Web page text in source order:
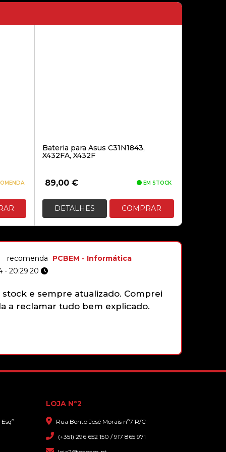
16GB DDR4 3600 MEMORIA RAM
294,90€
337,90€
GSKILL CL18 TRIDENT Z RGB
194,90€
Bateria para Asus C31N1843,
X432FA, X432F
89,00 € EM STOCK
DETALHES COMPRAR
recomenda
PCBEM - Informática
- 20:29:20
e sempre atualizado. Comprei
a reclamar tudo bem explicado.
LOJA Nº2
Rua Bento José Morais nº7 R/C
(+351) 296 652 150 / 917 865 971